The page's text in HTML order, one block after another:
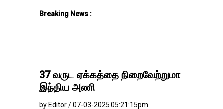
Breaking News :
37 வருட ஏக்கத்தை நிறைவேற்றுமா
இந்திய அணி
by Editor / 07-03-2025 05:21:15pm